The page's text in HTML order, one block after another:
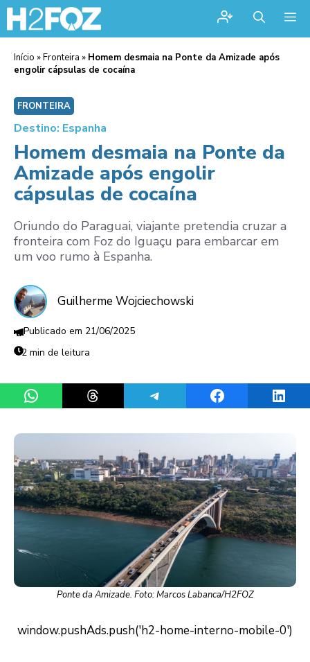
Início »Fronteira » Homem desmaia na Ponte da Amizade após
engolir cápsulas de cocaína
FRONTEIRA
Destino: Espanha
Homem desmaia na Ponte da
Amizade após engolir
cápsulas de cocaína
Oriundo do Paraguai, viajante pretendia cruzar a
fronteira com Foz do Iguaçu para embarcar em
um voo rumo à Espanha.
Guilherme Wojciechowski
21/06/2025
2 min de leitura
Share on WhatsAppShare on ThreadsShare on TelegramShare on Facebook
Ponte da Amizade. Foto: Marcos Labanca/H2FOZ